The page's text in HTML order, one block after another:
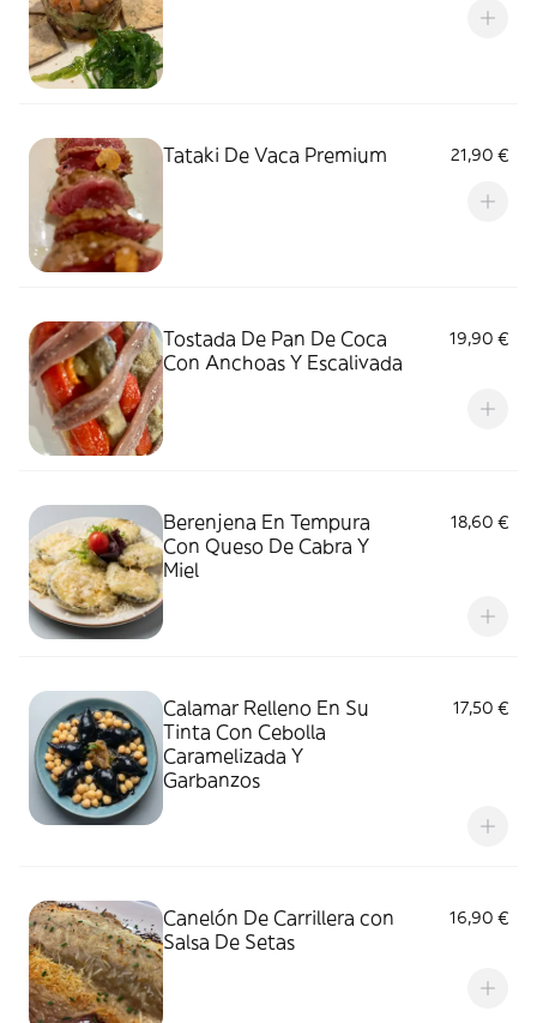
Tataki De Vaca Premium 21,90 €
Tostada De Pan De Coca
Con Anchoas Y Escalivada
19,90 €
Berenjena En Tempura
Con Queso De Cabra Y
Miel
18,60 €
Calamar Relleno En Su
Tinta Con Cebolla
Caramelizada Y
Garbanzos
17,50 €
Canelón De Carrillera con
Salsa De Setas
16,90 €